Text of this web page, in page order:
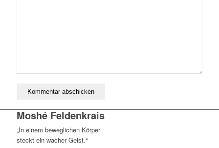
Moshé Feldenkrais
„In einem beweglichen Körper
steckt ein wacher Geist.“